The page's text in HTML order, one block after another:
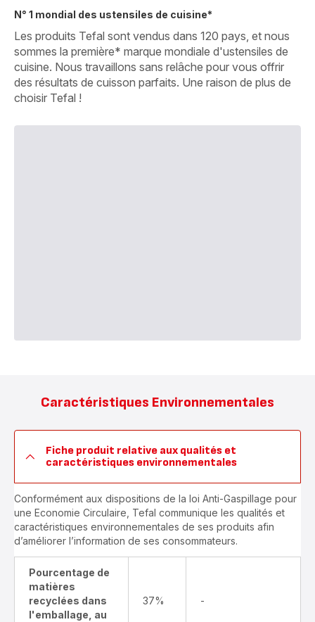
N° 1 mondial des ustensiles de cuisine*
Les produits Tefal sont vendus dans 120 pays, et nous
sommes la première* marque mondiale d'ustensiles de
cuisine. Nous travaillons sans relâche pour vous offrir
des résultats de cuisson parfaits. Une raison de plus de
choisir Tefal !
Caractéristiques Environnementales
Fiche produit relative aux qualités et
caractéristiques environnementales
Conformément aux dispositions de la loi Anti-Gaspillage pour
une Economie Circulaire, Tefal communique les qualités et
caractéristiques environnementales de ses produits afin
d’améliorer l’information de ses consommateurs.
Pourcentage de
matières
recyclées dans
l'emballage, au
37% -